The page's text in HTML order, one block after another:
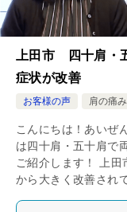
上田市 四十肩・
症状が改善
お客様の声 肩の痛み
こんにちは！あいぜ
は四十肩・五十肩で
ご紹介します！ 上
から大きく改善され